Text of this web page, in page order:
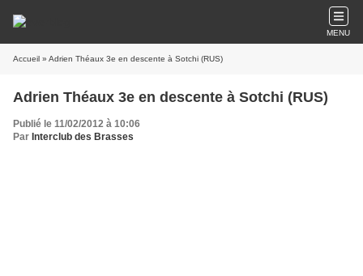
MENU
Accueil » Adrien Théaux 3e en descente à Sotchi (RUS)
Adrien Théaux 3e en descente à Sotchi (RUS)
Publié le 11/02/2012 à 10:06
Par Interclub des Brasses